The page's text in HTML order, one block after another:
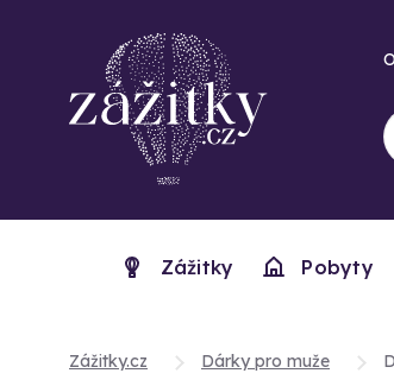
Zážitky Pobyty
Zážitky.cz Dárky pro muže